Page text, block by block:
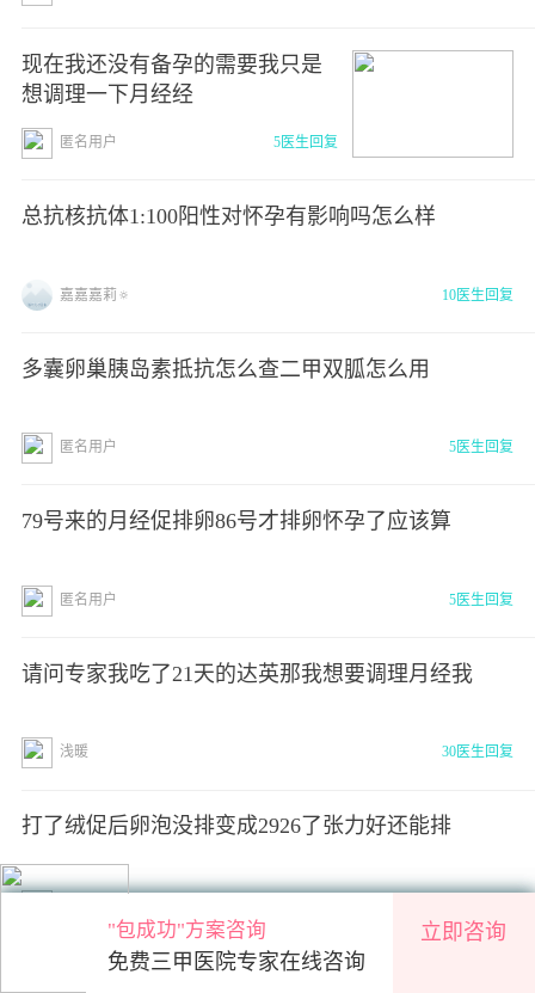
现在我还没有备孕的需要我只是
想调理一下月经经
匿名用户 5医生回复
总抗核抗体1:100阳性对怀孕有影响吗怎么样
嘉嘉嘉莉🔅 10医生回复
多囊卵巢胰岛素抵抗怎么查二甲双胍怎么用
匿名用户 5医生回复
79号来的月经促排卵86号才排卵怀孕了应该算
匿名用户 5医生回复
请问专家我吃了21天的达英那我想要调理月经我
浅暖 30医生回复
打了绒促后卵泡没排变成2926了张力好还能排
一年多没怀孕没避孕还是一胎我有多囊需要去检查
"包成功"方案咨询
免费三甲医院专家在线咨询
"包成功"方案咨询
免费三甲医院专家在线咨询
立即咨询